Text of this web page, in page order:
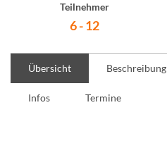
Teilnehmer
6 - 12
Übersicht Beschreibung
Infos Termine